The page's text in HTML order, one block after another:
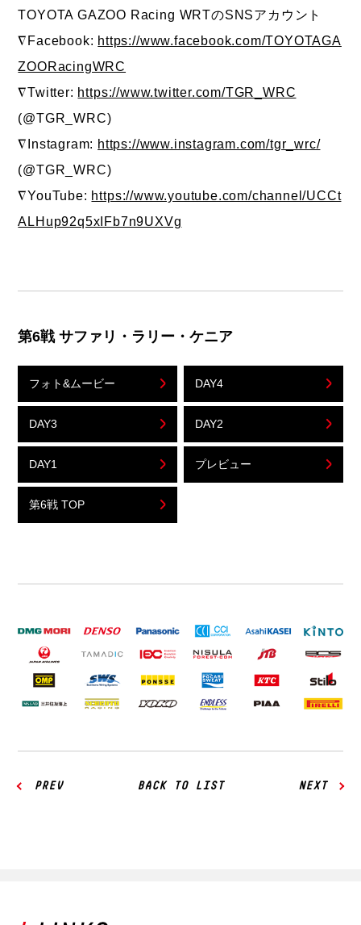
TOYOTA GAZOO Racing WRTのSNSアカウント
∇Facebook: https://www.facebook.com/TOYOTAGA
ZOORacingWRC
∇Twitter: https://www.twitter.com/TGR_WRC
(@TGR_WRC)
∇Instagram: https://www.instagram.com/tgr_wrc/
(@TGR_WRC)
∇YouTube: https://www.youtube.com/channel/UCCt
ALHup92q5xIFb7n9UXVg
第6戦 サファリ・ラリー・ケニア
フォト&ムービー DAY4
DAY3 DAY2
DAY1 プレビュー
第6戦 TOP
PREV BACK TO LIST NEXT